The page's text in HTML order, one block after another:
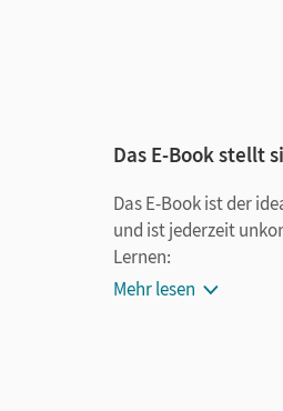
Das E-Book stellt
Das E-Book ist der
und ist jederzeit
Lernen:
Mehr lesen